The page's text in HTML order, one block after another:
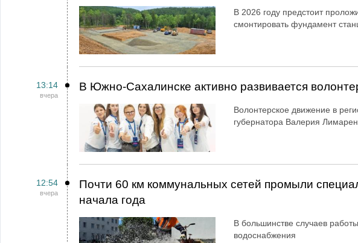
В 2026 году предстоит
смонтировать фундамент
13:14
вчера
В Южно-Сахалинске активно развивается
Волонтерское движение в
губернатора Валерия
12:54
вчера
Почти 60 км коммунальных сетей промыли
начала года
В большинстве случаев
водоснабжения